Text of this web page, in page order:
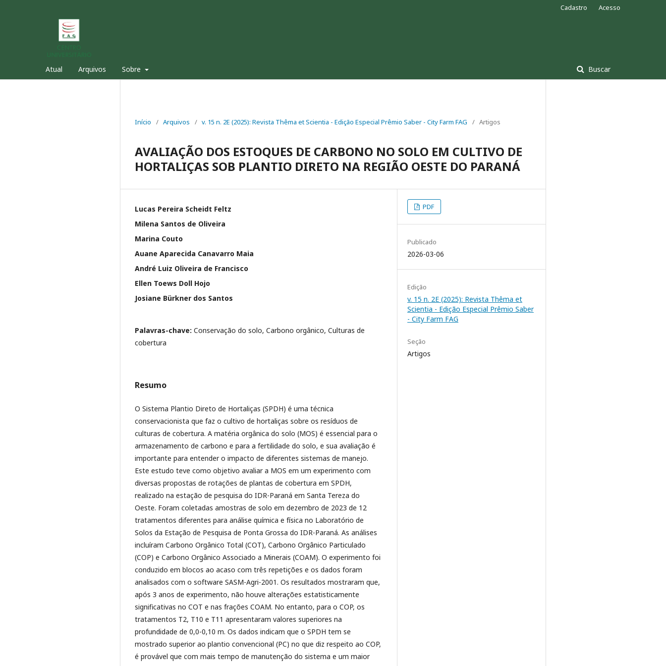
Atual Arquivos Sobre Buscar
Cadastro Acesso
Início / Arquivos / v. 15 n. 2E (2025): Revista Thêma et Scientia - Edição Especial Prêmio Saber - City Farm FAG / Artigos
AVALIAÇÃO DOS ESTOQUES DE CARBONO NO SOLO EM CULTIVO DE
HORTALIÇAS SOB PLANTIO DIRETO NA REGIÃO OESTE DO PARANÁ
Lucas Pereira Scheidt Feltz
Milena Santos de Oliveira
Marina Couto
Auane Aparecida Canavarro Maia
André Luiz Oliveira de Francisco
Ellen Toews Doll Hojo
Josiane Bürkner dos Santos
Palavras-chave: Conservação do solo, Carbono orgânico, Culturas de
cobertura
Resumo
O Sistema Plantio Direto de Hortaliças (SPDH) é uma técnica
conservacionista que faz o cultivo de hortaliças sobre os resíduos de
culturas de cobertura. A matéria orgânica do solo (MOS) é essencial para o
armazenamento de carbono e para a fertilidade do solo, e sua avaliação é
importante para entender o impacto de diferentes sistemas de manejo.
Este estudo teve como objetivo avaliar a MOS em um experimento com
diversas propostas de rotações de plantas de cobertura em SPDH,
realizado na estação de pesquisa do IDR-Paraná em Santa Tereza do
Oeste. Foram coletadas amostras de solo em dezembro de 2023 de 12
tratamentos diferentes para análise química e física no Laboratório de
Solos da Estação de Pesquisa de Ponta Grossa do IDR-Paraná. As análises
incluíram Carbono Orgânico Total (COT), Carbono Orgânico Particulado
(COP) e Carbono Orgânico Associado a Minerais (COAM). O experimento foi
conduzido em blocos ao acaso com três repetições e os dados foram
analisados com o software SASM-Agri-2001. Os resultados mostraram que,
após 3 anos de experimento, não houve alterações estatisticamente
significativas no COT e nas frações COAM. No entanto, para o COP, os
tratamentos T2, T10 e T11 apresentaram valores superiores na
profundidade de 0,0-0,10 m. Os dados indicam que o SPDH tem se
mostrado superior ao plantio convencional (PC) no que diz respeito ao COP,
é provável que com mais tempo de manutenção do sistema e um maior
PDF
Publicado
2026-03-06
Edição
v. 15 n. 2E (2025): Revista Thêma et
Scientia - Edição Especial Prêmio Saber
- City Farm FAG
Seção
Artigos